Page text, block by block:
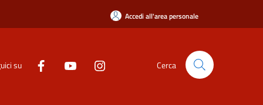
Accedi all'area personale
su Cerca